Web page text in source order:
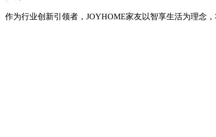
为行业创新引领者，JOYHOME家友以智享生活为理念